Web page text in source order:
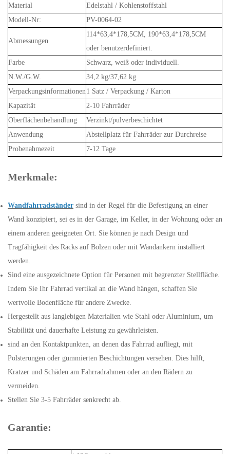
Material
Edelstahl / Kohlenstoffstahl
Modell-Nr:
PV-0064-02
Abmessungen
114*63,4*178,5CM, 190*63,4*178,5CM
oder benutzerdefiniert.
Farbe
Schwarz, weiß oder individuell.
N.W./G.W.
34,2 kg/37,62 kg
Verpackungsinformationen 1 Satz / Verpackung / Karton
Kapazität
2-10 Fahrräder
Oberflächenbehandlung
Verzinkt/pulverbeschichtet
Anwendung
Abstellplatz für Fahrräder zur Durchreise
Probenahmezeit
7-12 Tage
Merkmale:
Wandfahrradständer sind in der Regel für die Befestigung an einer
Wand konzipiert, sei es in der Garage, im Keller, in der Wohnung oder an
einem anderen geeigneten Ort. Sie können je nach Design und
Tragfähigkeit des Racks auf Bolzen oder mit Wandankern installiert
werden.
Sind eine ausgezeichnete Option für Personen mit begrenzter Stellfläche.
Indem Sie Ihr Fahrrad vertikal an die Wand hängen, schaffen Sie
wertvolle Bodenfläche für andere Zwecke.
Hergestellt aus langlebigen Materialien wie Stahl oder Aluminium, um
Stabilität und dauerhafte Leistung zu gewährleisten.
sind an den Kontaktpunkten, an denen das Fahrrad aufliegt, mit
Polsterungen oder gummierten Beschichtungen versehen. Dies hilft,
Kratzer und Schäden am Fahrradrahmen oder an den Rädern zu
vermeiden.
Stellen Sie 3-5 Fahrräder senkrecht ab.
Garantie: